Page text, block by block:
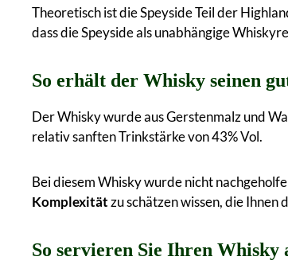
Theoretisch ist die Speyside Teil der
dass die Speyside als unabhängige
So erhält der Whisky seinen
Der Whisky wurde aus Gerstenmalz und
relativ sanften Trinkstärke von 43% Vol.
Bei diesem Whisky wurde nicht
Komplexitätzu schätzen wissen, die Ihnen
So servieren Sie Ihren Whisky